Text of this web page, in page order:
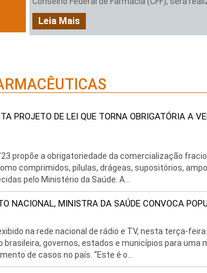
Leia Mais
PROJETO DE LEI QUE TORNA OBRIGATÓRIA A
propõe a obrigatoriedade da comercialização
comprimidos, pílulas, drágeas, supositórios,
pelo Ministério da Saúde. A...
NACIONAL, MINISTRA DA SAÚDE CONVOCA
na rede nacional de rádio e TV, nesta terça-
brasileira, governos, estados e municípios para uma
de casos no país. “Este é o...